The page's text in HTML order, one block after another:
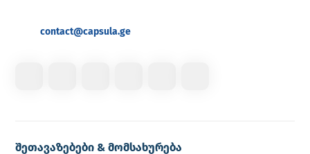
contact@capsula.ge
შეთავაზებები & მომსახურება